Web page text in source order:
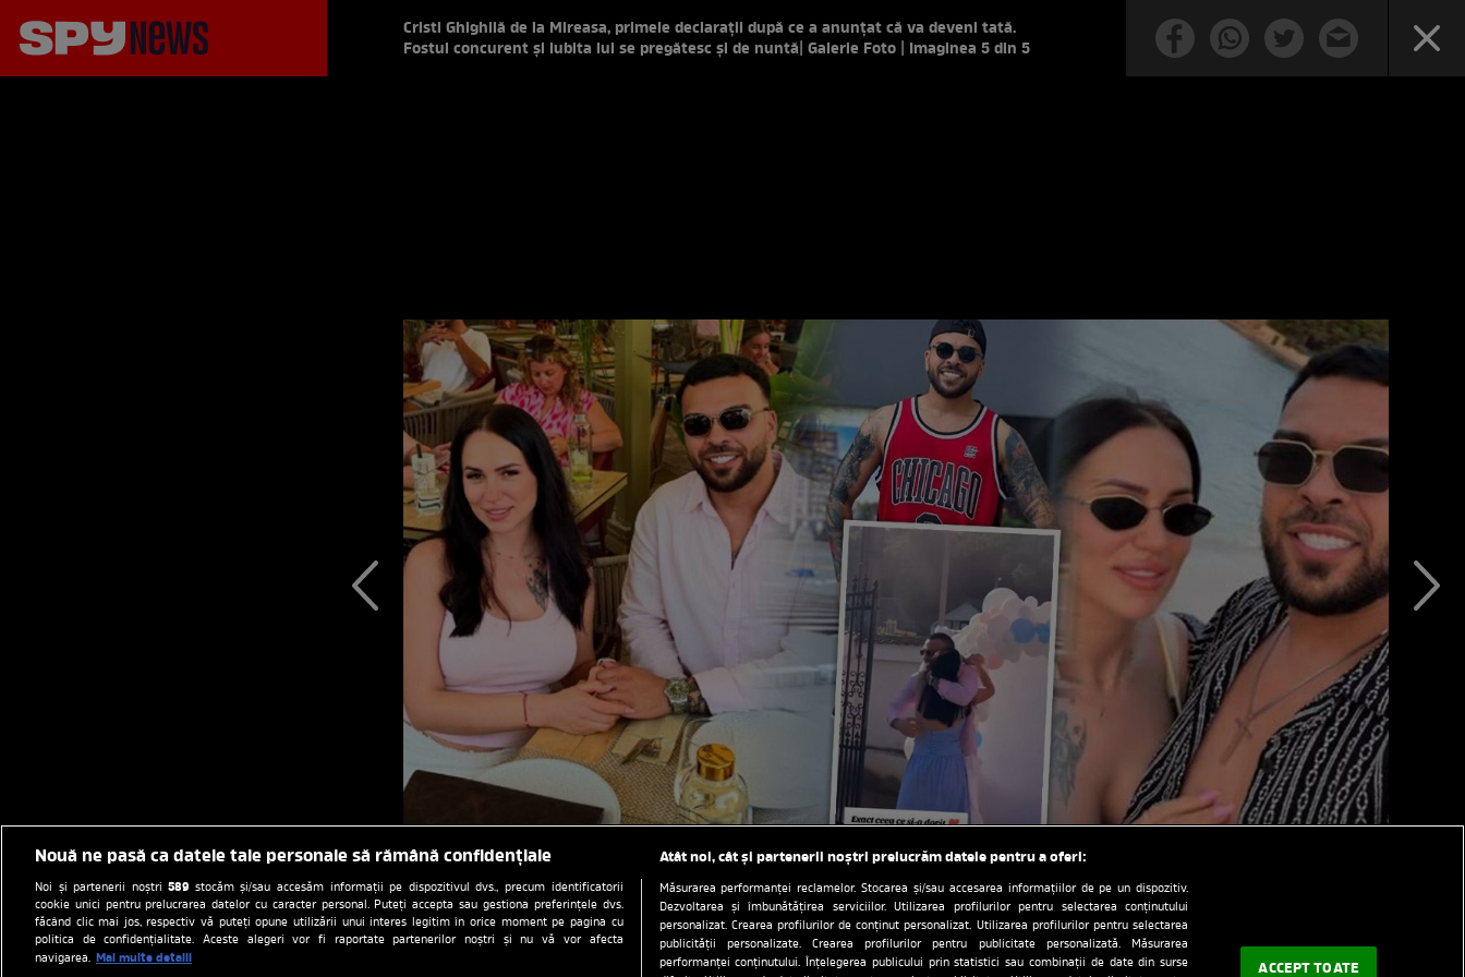
Cristi Ghighilă de la Mireasa, primele declarații după ce a anunțat că va deveni tată.
Fostul concurent și iubita lui se pregătesc și de nuntă| Galerie Foto | Imaginea 5 din 5
Nouă ne pasă ca datele tale personale să rămână confidențiale
Noi și partenerii noștri589 stocăm și/sau accesăm informații pe dispozitivul dvs., precum identificatorii
cookie unici pentru prelucrarea datelor cu caracter personal. Puteți accepta sau gestiona preferințele dvs.
făcând clic mai jos, respectiv vă puteți opune utilizării unui interes legitim în orice moment pe pagina cu
politica de confidențialitate. Aceste alegeri vor fi raportate partenerilor noștri și nu vă vor afecta
navigarea. Mai multe detalii
Atât noi, cât și partenerii noștri prelucrăm datele pentru a oferi:
Măsurarea performanței reclamelor. Stocarea și/sau accesarea informațiilor de pe un dispozitiv.
Dezvoltarea și îmbunătățirea serviciilor. Utilizarea profilurilor pentru selectarea conținutului
personalizat. Crearea profilurilor de conținut personalizat. Utilizarea profilurilor pentru selectarea
publicității personalizate. Crearea profilurilor pentru publicitate personalizată. Măsurarea
performanței conținutului. Înțelegerea publicului prin statistici sau combinații de date din surse
ACCEPT TOATE